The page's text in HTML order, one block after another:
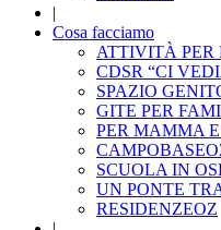
|
Cosa facciamo
ATTIVITÀ PER
CDSR “CI
SPAZIO
GITE PER
PER MAMMA E
SCUOLA IN
UN PONTE
RESIDENZEOZ